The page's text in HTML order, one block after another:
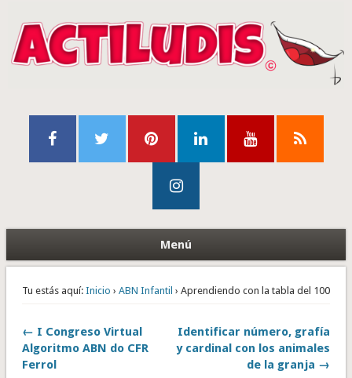
Menú
Tu estás aquí: Inicio › ABN Infantil › Aprendiendo con la tabla del 100
← I Congreso Virtual
Algoritmo ABN do CFR
Ferrol
Identificar número, grafía
y cardinal con los animales
de la granja →